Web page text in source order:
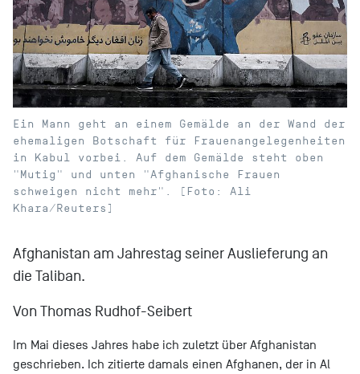
Ein Mann geht an einem Gemälde an der Wand der
ehemaligen Botschaft für Frauenangelegenheiten
in Kabul vorbei. Auf dem Gemälde steht oben
"Mutig" und unten "Afghanische Frauen
schweigen nicht mehr". [Foto: Ali
Khara/Reuters]
Afghanistan am Jahrestag seiner Auslieferung an
die Taliban.
Von Thomas Rudhof-Seibert
Im Mai dieses Jahres habe ich zuletzt über Afghanistan
geschrieben. Ich zitierte damals einen Afghanen, der in Al